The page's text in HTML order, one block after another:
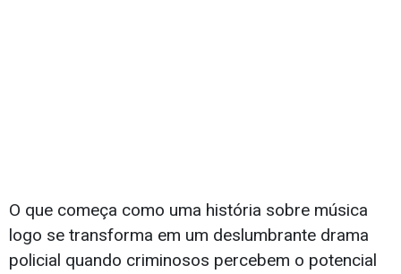
O que começa como uma história sobre música
logo se transforma em um deslumbrante drama
policial quando criminosos percebem o potencial